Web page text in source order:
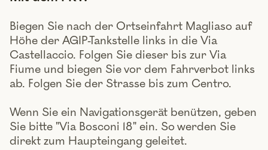
Biegen Sie nach der Ortseinfahrt Magliaso auf
Höhe der AGIP-Tankstelle links in die Via
Castellaccio. Folgen Sie dieser bis zur Via
Fiume und biegen Sie vor dem Fahrverbot links
ab. Folgen Sie der Strasse bis zum Centro.
Wenn Sie ein Navigationsgerät benützen, geben
Sie bitte "Via Bosconi 18" ein. So werden Sie
direkt zum Haupteingang geleitet.